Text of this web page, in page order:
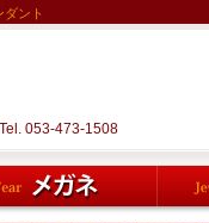
ント
053-473-1508